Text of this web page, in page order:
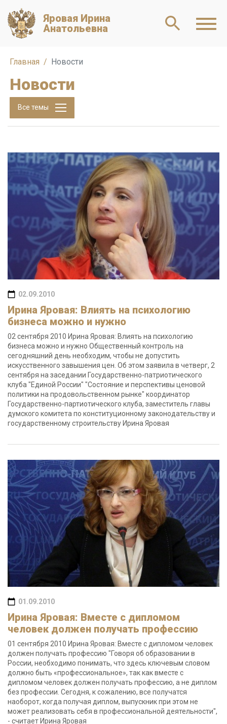
Яровая Ирина
Анатольевна
Главная Новости
Новости
Все темы
02.09.2010
Ирина Яровая: Влиять на психологию
бизнеса можно и нужно
02 сентября 2010 Ирина Яровая: Влиять на психологию
бизнеса можно и нужно Общественный контроль на
сегодняшний день необходим, чтобы не допустить
искусственного завышения цен. Об этом заявила в четверг, 2
сентября на заседании Государственно-патриотического
клуба "Единой России" "Состояние и перспективы ценовой
политики на продовольственном рынке" координатор
Государственно-партиотического клуба, заместитель главы
думского комитета по конституционному законодательству и
государственному строительству Ирина Яровая
01.09.2010
Ирина Яровая: Вместе с дипломом
человек должен получать профессию
01 сентября 2010 Ирина Яровая: Вместе с дипломом человек
должен получать профессию "Говоря об образовании в
России, необходимо понимать, что здесь ключевым словом
должно быть «профессиональное», так как вместе с
дипломом человек должен получать профессию, а не диплом
без профессии. Сегодня, к сожалению, все получатся
наоборот, когда получая диплом, выпускник при этом не
может реализовать себя в профессиональной деятельности",
- считает Ирина Яровая